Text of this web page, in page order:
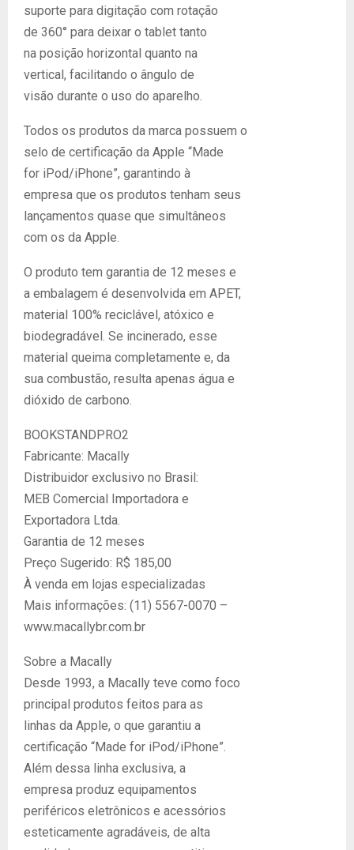
suporte para digitação com rotação
de 360° para deixar o tablet tanto
na posição horizontal quanto na
vertical, facilitando o ângulo de
visão durante o uso do aparelho.
Todos os produtos da marca possuem o
selo de certificação da Apple “Made
for iPod/iPhone”, garantindo à
empresa que os produtos tenham seus
lançamentos quase que simultâneos
com os da Apple.
O produto tem garantia de 12 meses e
a embalagem é desenvolvida em APET,
material 100% reciclável, atóxico e
biodegradável. Se incinerado, esse
material queima completamente e, da
sua combustão, resulta apenas água e
dióxido de carbono.
BOOKSTANDPRO2
Fabricante: Macally
Distribuidor exclusivo no Brasil:
MEB Comercial Importadora e
Exportadora Ltda.
Garantia de 12 meses
Preço Sugerido: R$ 185,00
À venda em lojas especializadas
Mais informações: (11) 5567-0070 –
www.macallybr.com.br
Sobre a Macally
Desde 1993, a Macally teve como foco
principal produtos feitos para as
linhas da Apple, o que garantiu a
certificação “Made for iPod/iPhone”.
Além dessa linha exclusiva, a
empresa produz equipamentos
periféricos eletrônicos e acessórios
esteticamente agradáveis, de alta